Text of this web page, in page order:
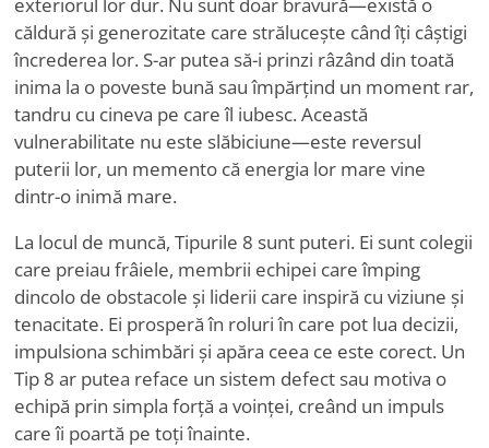
exteriorul lor dur. Nu sunt doar bravură—există o
căldură și generozitate care strălucește când îți câștigi
încrederea lor. S-ar putea să-i prinzi râzând din toată
inima la o poveste bună sau împărțind un moment rar,
tandru cu cineva pe care îl iubesc. Această
vulnerabilitate nu este slăbiciune—este reversul
puterii lor, un memento că energia lor mare vine
dintr-o inimă mare.
La locul de muncă, Tipurile 8 sunt puteri. Ei sunt colegii
care preiau frâiele, membrii echipei care împing
dincolo de obstacole și liderii care inspiră cu viziune și
tenacitate. Ei prosperă în roluri în care pot lua decizii,
impulsiona schimbări și apăra ceea ce este corect. Un
Tip 8 ar putea reface un sistem defect sau motiva o
echipă prin simpla forță a voinței, creând un impuls
care îi poartă pe toți înainte.